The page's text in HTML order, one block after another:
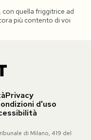
quella friggitrice ad
più contento di voi
Privacy
d'uso
di Milano, 419 del